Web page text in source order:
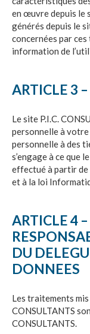
en œuvre depuis le
générés depuis le
concernées par
information de
ARTICLE 3
Le site P.I.C.
personnelle à
personnelle à des
s’engage à ce que
effectué à partir
et à la loi
ARTICLE 4
DU
DONNEES
Les traitements
CONSULTANTS
CONSULTANTS.